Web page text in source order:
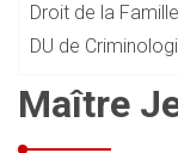
Droit de la
DU de
Maître